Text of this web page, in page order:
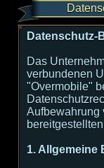
Datenschutz-
Das
verbundenen
"Overmobile"
Aufbewahrung
1. Allgemeine